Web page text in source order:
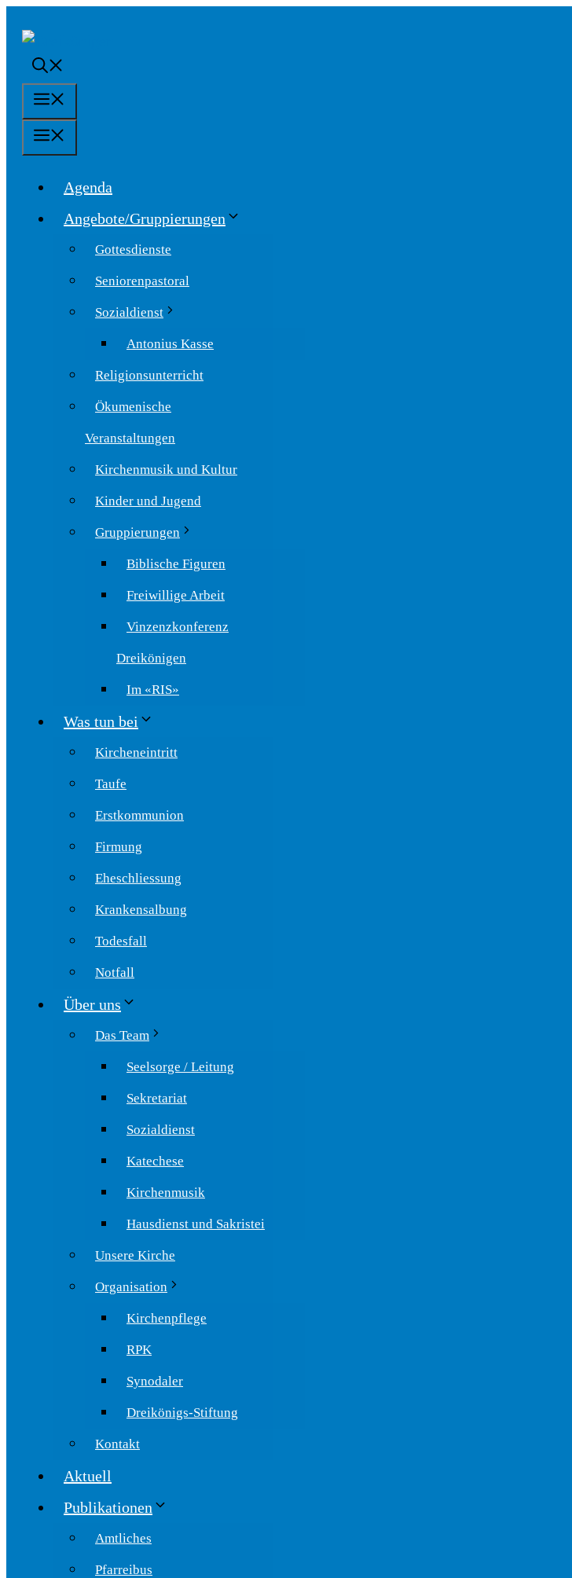
zum
Inhalt
Agenda
Angebote/Gruppierungen
Gottesdienste
Seniorenpastoral
Sozialdienst
Antonius Kasse
Religionsunterricht
Ökumenische
Veranstaltungen
Kirchenmusik und Kultur
Kinder und Jugend
Gruppierungen
Biblische Figuren
Freiwillige Arbeit
Vinzenzkonferenz
Dreikönigen
Im «RIS»
Was tun bei
Kircheneintritt
Taufe
Erstkommunion
Firmung
Eheschliessung
Krankensalbung
Todesfall
Notfall
Über uns
Das Team
Seelsorge / Leitung
Sekretariat
Sozialdienst
Katechese
Kirchenmusik
Hausdienst und Sakristei
Unsere Kirche
Organisation
Kirchenpflege
RPK
Synodaler
Dreikönigs-Stiftung
Kontakt
Aktuell
Publikationen
Amtliches
Pfarreibus